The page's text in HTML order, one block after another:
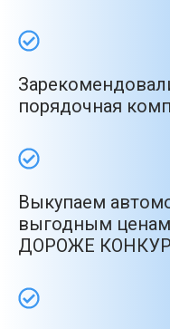
порядочная
Выкупаем
выгодным ценам
ДОРОЖЕ